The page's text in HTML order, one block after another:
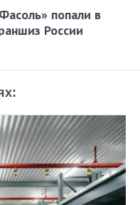
попали в
России